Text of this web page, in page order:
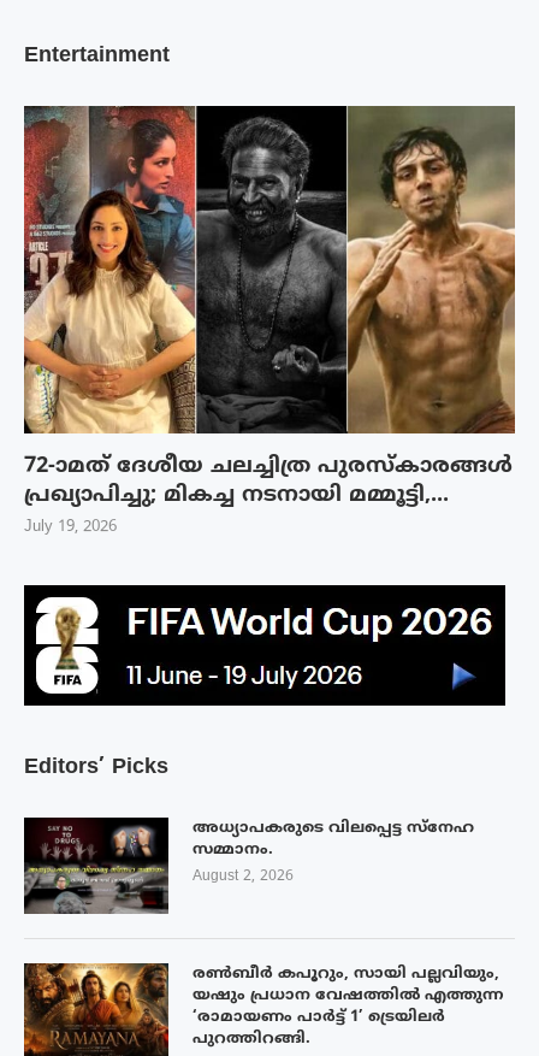
Editors’ Picks
അധ്യാപകരുടെ വിലപ്പെട്ട സ്നേഹ
സമ്മാനം.
August 2, 2026
രൺബീർ കപൂറും, സായി പല്ലവിയും,
യഷും പ്രധാന വേഷത്തിൽ എത്തുന്ന
‘രാമായണം പാർട്ട് 1’ ട്രെയിലർ
പുറത്തിറങ്ങി.
Entertainment
72-ാമത് ദേശീയ ചലച്ചിത്ര പുരസ്‌കാരങ്ങള്‍
പ്രഖ്യാപിച്ചു; മികച്ച നടനായി മമ്മൂട്ടി,...
July 19, 2026